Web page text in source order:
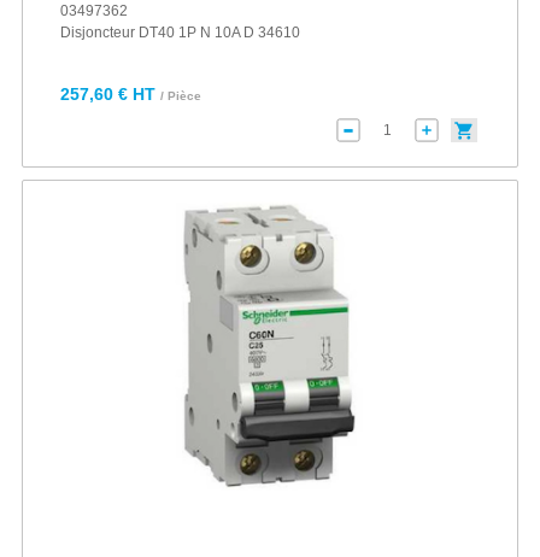
03497362
Disjoncteur DT40 1P N 10A D 34610
257,60 € HT / Pièce